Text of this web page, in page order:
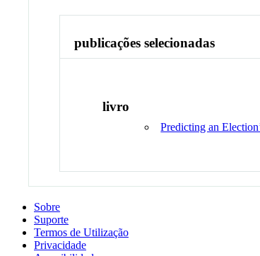
publicações selecionadas
livro
Predicting an
Sobre
Suporte
Termos de Utilização
Privacidade